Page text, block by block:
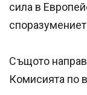
сила в
Същото
Комисията по